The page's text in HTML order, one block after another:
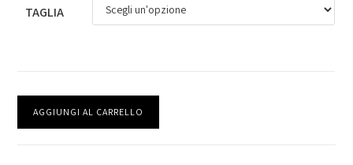
TAGLIA
AGGIUNGI AL CARRELLO